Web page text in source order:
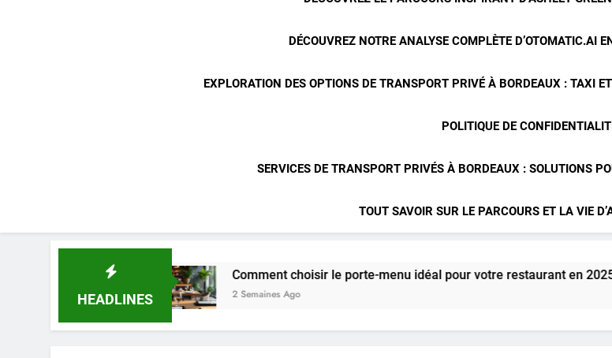
DÉCOUVREZ NOTRE ANALYSE COMPLÈTE D’OTOMATIC.AI
EXPLORATION DES OPTIONS DE TRANSPORT PRIVÉ À BORDEAUX : TAXI
POLITIQUE DE
SERVICES DE TRANSPORT PRIVÉS À BORDEAUX : SOLUTIONS
TOUT SAVOIR SUR LE PARCOURS ET LA VIE
HEADLINES
Comment choisir le porte-menu idéal pour votre restaurant en 2025 ?
2 Semaines Ago